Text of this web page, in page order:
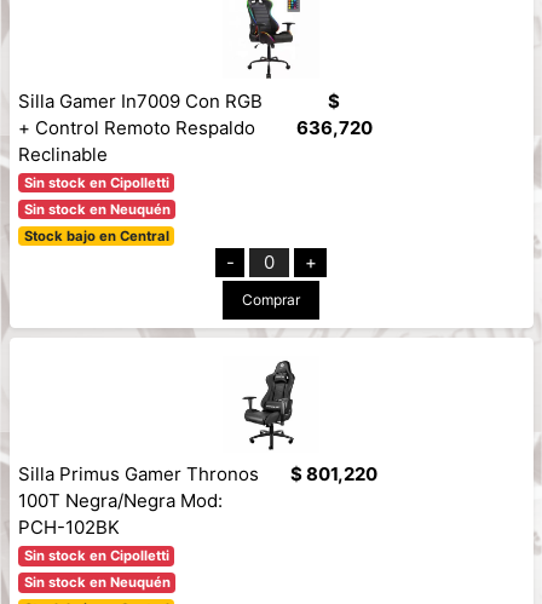
Silla Gamer In7009 Con RGB
+ Control Remoto Respaldo
Reclinable
Sin stock en Cipolletti
Sin stock en Neuquén
Stock bajo en Central
$
636,720
- 0 +
Comprar
Silla Primus Gamer Thronos
100T Negra/Negra Mod:
PCH-102BK
Sin stock en Cipolletti
Sin stock en Neuquén
$ 801,220